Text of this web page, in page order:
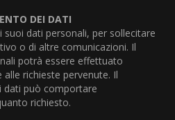
DEI DATI
dati personali, per sollecitare
o di altre comunicazioni. Il
potrà essere effettuato
richieste pervenute. Il
può comportare
richiesto.